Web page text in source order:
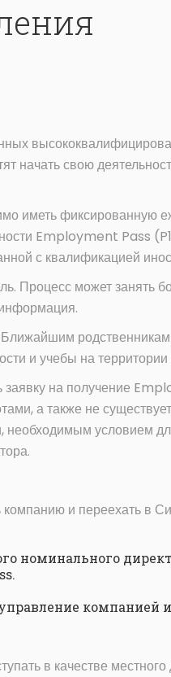
начать свою
иметь фиксированную
Employment Pass
с квалификацией
Процесс может занять
родственникам
и учебы на
заявку на получение
а также не
необходимым условием
и переехать в
номинального
компанией
в качестве местного